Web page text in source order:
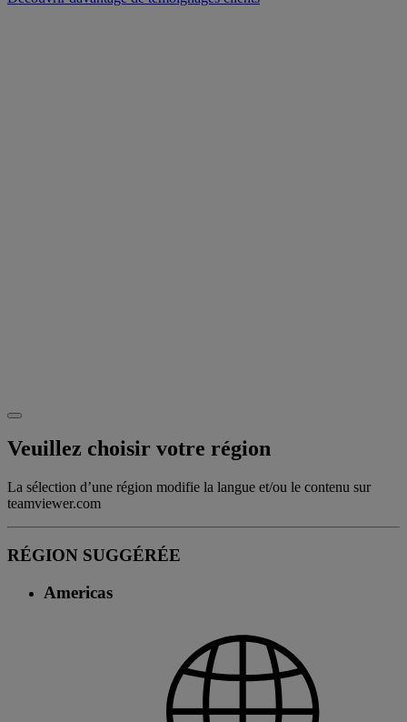
Veuillez choisir votre région
La sélection d’une région modifie la langue et/ou le contenu sur
teamviewer.com
RÉGION SUGGÉRÉE
Americas